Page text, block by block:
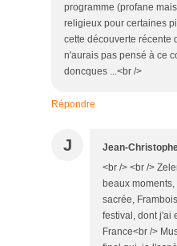
programme (profane
religieux pour certaines
cette découverte récente
n'aurais pas pensé à ce
doncques ...<br />
Répondre
J Jean-
<br /> <br />
beaux
sacrée,
festival, dont j'ai
France<br />